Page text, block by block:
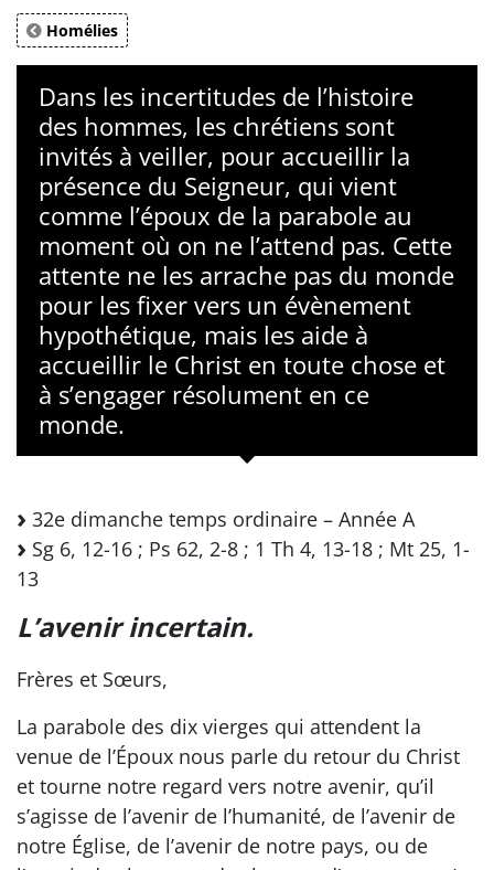
Homélies
Dans les incertitudes de l’histoire
des hommes, les chrétiens sont
invités à veiller, pour accueillir la
présence du Seigneur, qui vient
comme l’époux de la parabole au
moment où on ne l’attend pas. Cette
attente ne les arrache pas du monde
pour les fixer vers un évènement
hypothétique, mais les aide à
accueillir le Christ en toute chose et
à s’engager résolument en ce
monde.
32e dimanche temps ordinaire – Année A
Sg 6, 12-16 ; Ps 62, 2-8 ; 1 Th 4, 13-18 ; Mt 25, 1-
13
L’avenir incertain.
Frères et Sœurs,
La parabole des dix vierges qui attendent la
venue de l’Époux nous parle du retour du Christ
et tourne notre regard vers notre avenir, qu’il
s’agisse de l’avenir de l’humanité, de l’avenir de
notre Église, de l’avenir de notre pays, ou de